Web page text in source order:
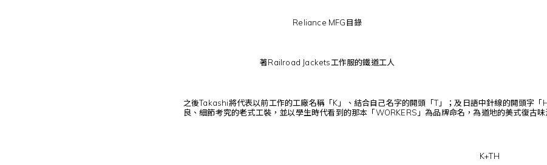
Reliance MFG目錄
著Railroad Jackets工作服的鐵道工人
之後Takashi將代表以前工作的工廠名稱「K」、結合自己名字的開頭「T」；及日語中針線的開頭字
良、細節考究的老式工裝，並以學生時代看到的那本「WORKERS」為品牌命名，為道地的美式復古味
K+TH